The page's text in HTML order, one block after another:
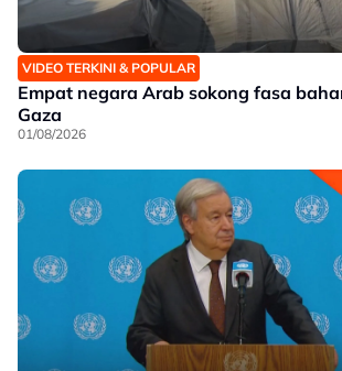
VIDEO TERKINI & POPULAR
Empat negara Arab sokong fasa
Gaza
01/08/2026